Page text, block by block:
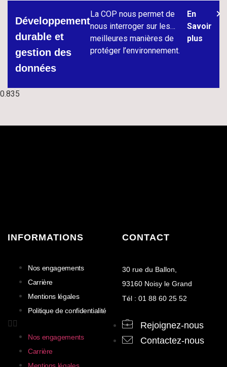
Développement
durable et
gestion des
données
La COP nous permet de
nous interroger sur les
meilleures manières de
protéger l’environnement.
En
Savoir
plus
INFORMATIONS
Nos engagements
Carrière
Mentions légales
Politique de confidentialité
Nos engagements
Carrière
CONTACT
30 rue du Ballon,
93160 Noisy le Grand
Tél : 01 88 60 25 52
Rejoignez-nous
Contactez-nous